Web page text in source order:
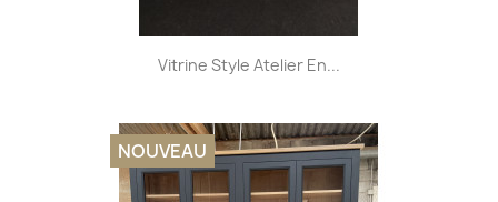
Vitrine Style Atelier En...
NOUVEAU